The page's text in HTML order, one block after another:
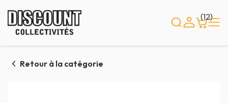
(12)
Retour à la catégorie